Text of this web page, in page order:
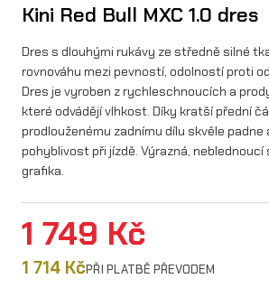
Kini Red Bull MXC 1.0 dres
Dres s dlouhými rukávy ze středně silné
rovnováhu mezi pevností, odolností proti
Dres je vyroben z rychleschnoucích a
které odvádějí vlhkost. Díky kratší přední
prodlouženému zadnímu dílu skvěle padne
pohyblivost při jízdě. Výrazná, neblednoucí
grafika.
1 749 Kč
1 714 KčPŘI PLATBĚ PŘEVODEM